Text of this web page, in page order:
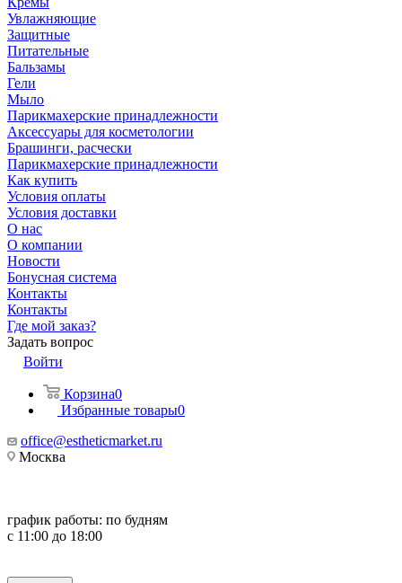
Увлажняющие
Защитные
Питательные
Бальзамы
Гели
Мыло
Парикмахерские принадлежности
Аксессуары для косметологии
Брашинги, расчески
Парикмахерские принадлежности
Как купить
Условия оплаты
Условия доставки
О нас
О компании
Новости
Бонусная система
Контакты
Контакты
Где мой заказ?
Задать вопрос
Войти
Корзина0
Избранные товары0
office@estheticmarket.ru
Москва
график работы: по будням
с 11:00 до 18:00